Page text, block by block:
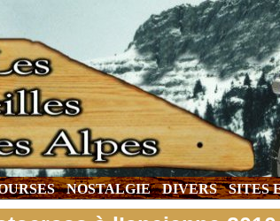
NOSTALGIE DIVERS SITES